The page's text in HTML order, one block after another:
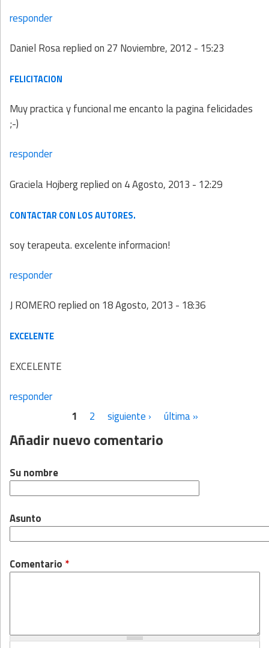
responder
Daniel Rosareplied on 27 Noviembre, 2012 - 15:23
FELICITACION
Muy practica y funcional me encanto la pagina felicidades
;-)
responder
Graciela Hojbergreplied on 4 Agosto, 2013 - 12:29
CONTACTAR CON LOS AUTORES.
soy terapeuta. excelente informacion!
responder
J ROMEROreplied on 18 Agosto, 2013 - 18:36
EXCELENTE
EXCELENTE
responder
1 2 siguiente › última »
Añadir nuevo comentario
Su nombre
Asunto
Comentario *